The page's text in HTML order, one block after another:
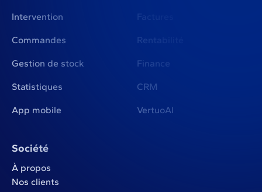
Intervention
Commandes Rentabilité
Gestion de stock Finance
Statistiques CRM
App mobile VertuoAI
Société
À propos
Nos clients